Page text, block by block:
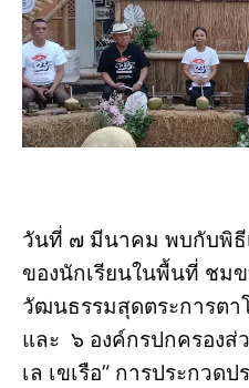
วันที่ ๗ มีนาคม พบกับพิธี
ของนักเรียนในพื้นที่ ชม
วัฒนธรรมสุดตระการตา
และ ๖ องค์กรปกครองส่
เล เขเรือ” การประกวด